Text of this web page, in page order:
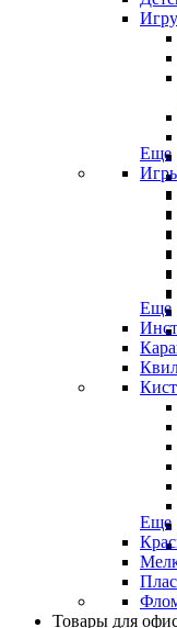
Еще
Еще
Еще
Товары для